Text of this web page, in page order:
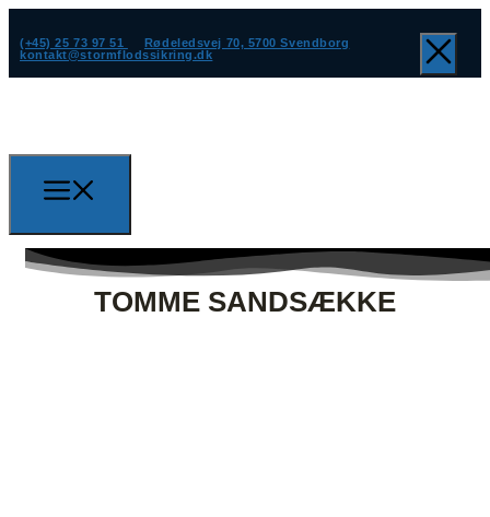
(+45) 25 73 97 51
Rødeledsvej 70, 5700 Svendborg
kontakt@stormflodssikring.dk
TOMME SANDSÆKKE